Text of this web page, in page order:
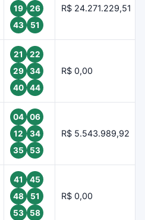
19
26
43
51
R$ 24.271.229,51
21
22
29
34
40
44
R$ 0,00
04
06
12
34
35
53
R$ 5.543.989,92
41
45
48
51
53
58
R$ 0,00